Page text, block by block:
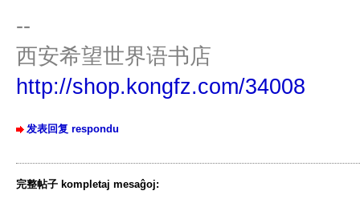
--
西安希望世界语书店
http://shop.kongfz.com/34008
发表回复 respondu
完整帖子 kompletaj mesaĝoj: